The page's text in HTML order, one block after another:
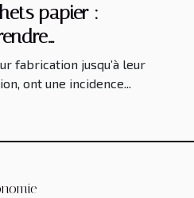
papier :
fabrication jusqu’à leur
ont une incidence...